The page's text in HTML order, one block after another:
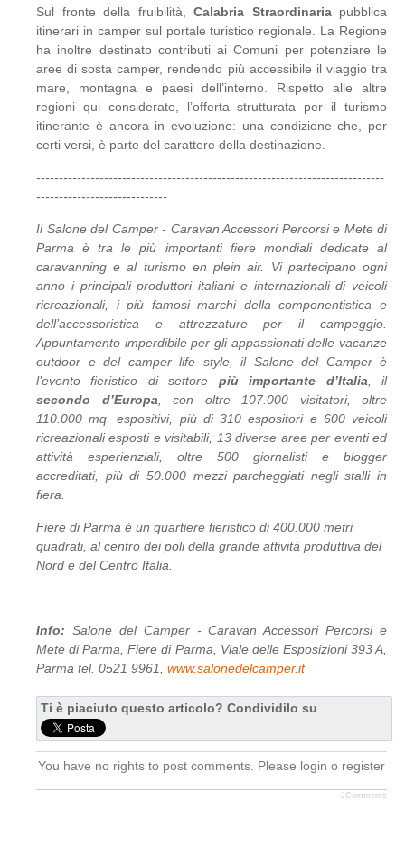
Sul fronte della fruibilità, Calabria Straordinariapubblica
itinerari in camper sul portale turistico regionale. La Regione
ha inoltre destinato contributi ai Comuni per potenziare le
aree di sosta camper, rendendo più accessibile il viaggio tra
mare, montagna e paesi dell’interno. Rispetto alle altre
regioni qui considerate, l’offerta strutturata per il turismo
itinerante è ancora in evoluzione: una condizione che, per
certi versi, è parte del carattere della destinazione.
-----------------------------------------------------------------------------
-----------------------------
Il Salone del Camper - Caravan Accessori Percorsi e Mete di
Parma è tra le più importanti fiere mondiali dedicate al
caravanning e al turismo en plein air. Vi partecipano ogni
anno i principali produttori italiani e internazionali di veicoli
ricreazionali, i più famosi marchi della componentistica e
dell’accessoristica e attrezzature per il campeggio.
Appuntamento imperdibile per gli appassionati delle vacanze
outdoor e del camper life style, il Salone del Camper è
l’evento fieristico di settore più importante d’Italia , il
secondo d’Europa , con oltre 107.000 visitatori, oltre
110.000 mq. espositivi, più di 310 espositori e 600 veicoli
ricreazionali esposti e visitabili, 13 diverse aree per eventi ed
attività esperienziali, oltre 500 giornalisti e blogger
accreditati, più di 50.000 mezzi parcheggiati negli stalli in
fiera.
Fiere di Parma è un quartiere fieristico di 400.000 metri
quadrati, al centro dei poli della grande attività produttiva del
Nord e del Centro Italia.
Info: Salone del Camper - Caravan Accessori Percorsi e
Mete di Parma, Fiere di Parma, Viale delle Esposizioni 393 A,
Parma tel. 0521 9961, www.salonedelcamper.it
Ti è piaciuto questo articolo? Condividilo su
You have no rights to post comments. Please login o register
JComments